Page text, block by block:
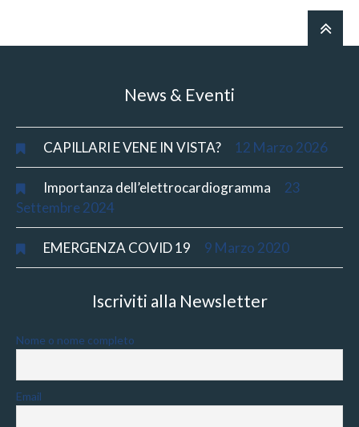
News & Eventi
CAPILLARI E VENE IN VISTA? 12 Marzo 2026
Importanza dell’elettrocardiogramma
23
Settembre 2024
EMERGENZA COVID 19 9 Marzo 2020
Iscriviti alla Newsletter
Nome o nome completo
Email